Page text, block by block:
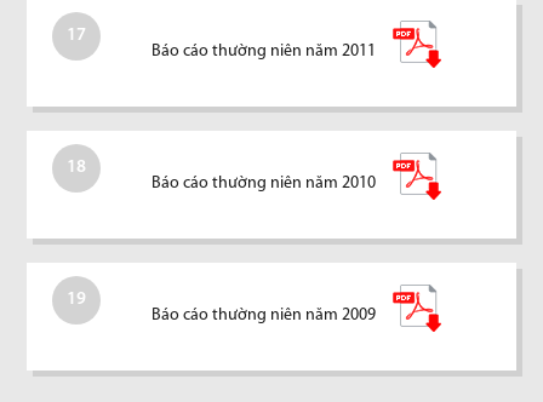
17
Báo cáo thường niên năm 2011
18
Báo cáo thường niên năm 2010
19
Báo cáo thường niên năm 2009